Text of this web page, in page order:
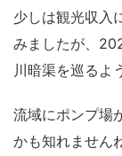
少しは観光収入
みましたが、
川暗渠を巡るよ
流域にポンプ場
かも知れません